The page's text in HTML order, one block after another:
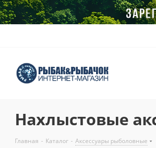
Нахлыстовые
Главная - Каталог - Аксессуары рыболовные